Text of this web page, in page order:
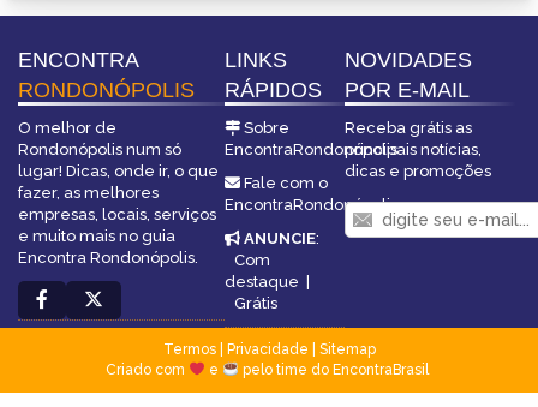
ENCONTRA
RONDONÓPOLIS
O melhor de
Rondonópolis num só
lugar! Dicas, onde ir, o que
fazer, as melhores
empresas, locais, serviços
e muito mais no guia
Encontra Rondonópolis.
LINKS
RÁPIDOS
Sobre
EncontraRondonópolis
Fale com o
EncontraRondonópolis
ANUNCIE:
Com
destaque |
Grátis
NOVIDADES
POR E-MAIL
Receba grátis as
principais notícias,
dicas e promoções
Termos| Privacidade
Sitemap
Criado com
e pelo time do EncontraBrasil